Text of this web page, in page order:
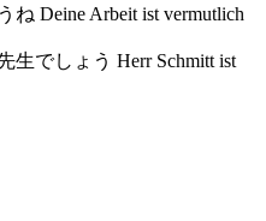
ね Deine Arbeit ist vermutlich
生でしょう Herr Schmitt ist